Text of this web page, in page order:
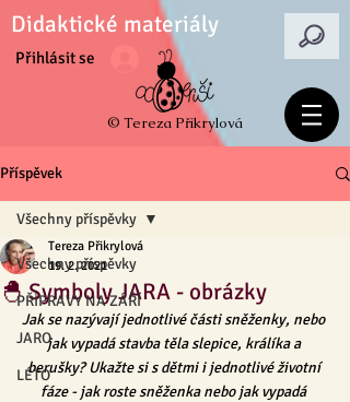
Didaktické materiály
Přihlásit se
© Tereza Přikrylová
Příspěvek
Všechny příspěvky
PŘÍPRAVY NA ZÁŘÍ
JARO
LÉTO
Všechny příspěvky
🐣 Symboly JARA - obrázky
Tereza Přikrylová
19. 2. 2021
Jak se nazývají jednotlivé části sněženky, nebo
jak vypadá stavba těla slepice, králíka a
berušky? Ukažte si s dětmi i jednotlivé životní
fáze - jak roste sněženka nebo jak vypadá